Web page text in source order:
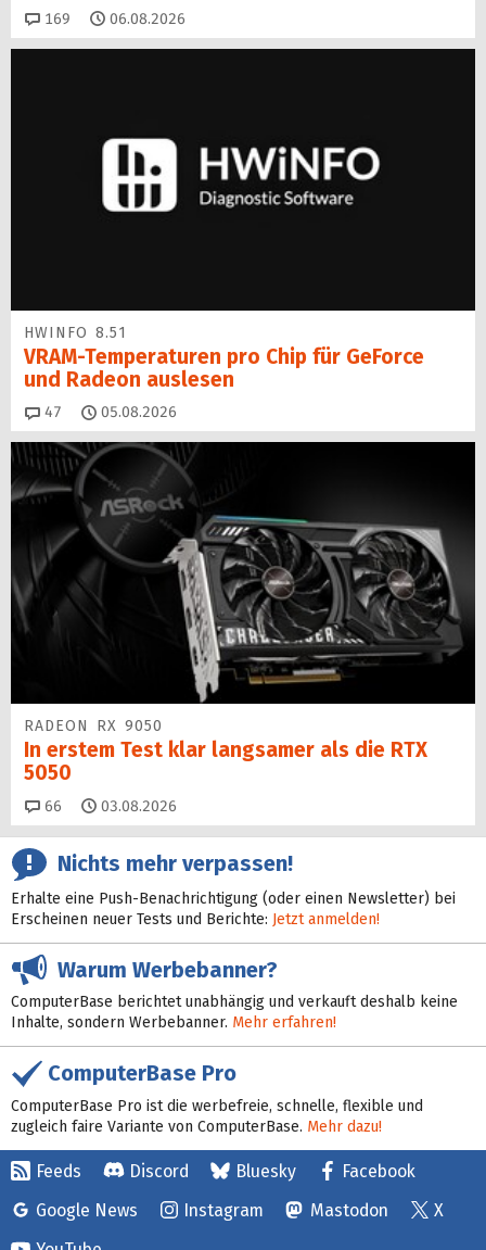
169 Kommentare
06.08.2026
HWINFO 8.51
VRAM-Temperaturen pro Chip für GeForce
und Radeon auslesen
47 Kommentare
05.08.2026
RADEON RX 9050
In erstem Test klar langsamer als die RTX
5050
66 Kommentare
03.08.2026
Nichts mehr verpassen!
Erhalte eine Push-Benachrichtigung (oder einen Newsletter) bei
Erscheinen neuer Tests und Berichte: Jetzt anmelden!
Warum Werbebanner?
ComputerBase berichtet unabhängig und verkauft deshalb keine
Inhalte, sondern Werbebanner. Mehr erfahren!
ComputerBase Pro
ComputerBase Pro ist die werbefreie, schnelle, flexible und
zugleich faire Variante von ComputerBase. Mehr dazu!
Feeds Discord Bluesky
Facebook
Google News
Instagram Mastodon
X